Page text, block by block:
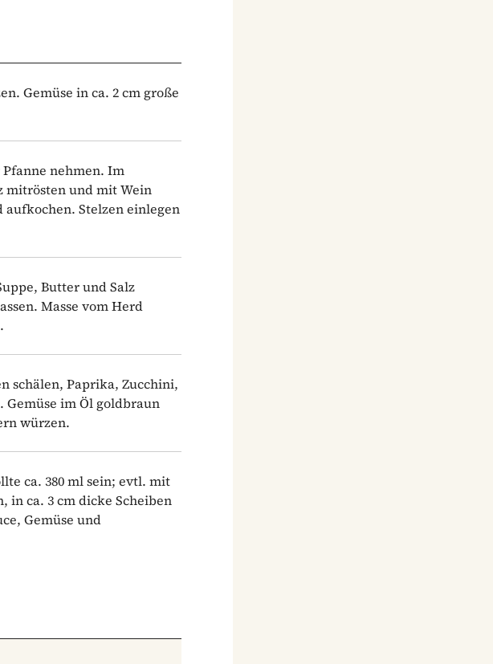
Gemüse in ca. 2 cm große
nehmen. Im
mitrösten und mit Wein
Stelzen einlegen
Butter und Salz
Masse vom Herd
schälen, Paprika, Zucchini,
Gemüse im Öl goldbraun
würzen.
ca. 380 ml sein; evtl. mit
in ca. 3 cm dicke Scheiben
Gemüse und